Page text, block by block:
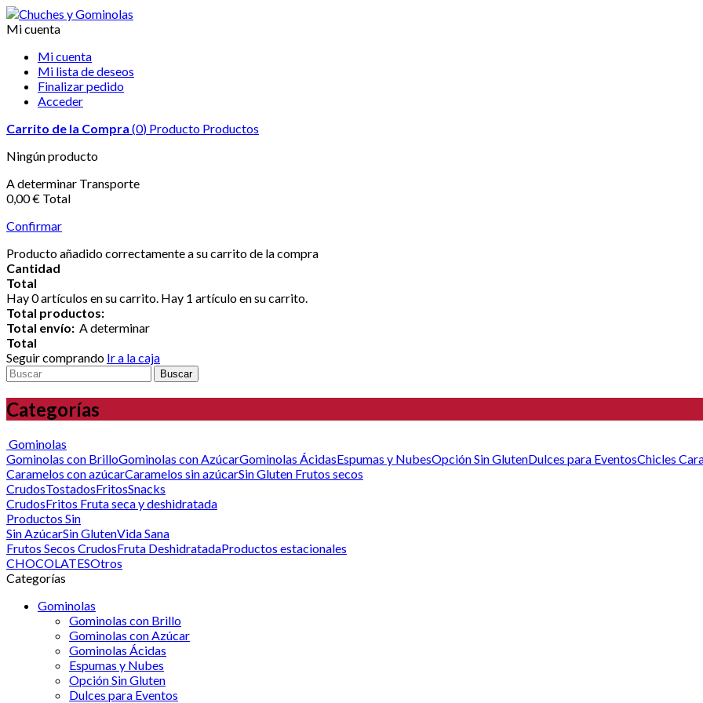
Mi cuenta
Mi cuenta
Mi lista de deseos
Finalizar pedido
Acceder
Carrito de la Compra (0) Producto Productos
Ningún producto
A determinar Transporte
0,00 € Total
Confirmar
Producto añadido correctamente a su carrito de la compra
Cantidad
Total
Hay0artículos en su carrito. Hay 1 artículo en su carrito.
Total productos:
Total envío: A determinar
Total
Seguir comprando Ir a la caja
Buscar
Categorías
Gominolas
Gominolas con BrilloGominolas con AzúcarGominolas ÁcidasEspumas y NubesOpción Sin GlutenDulces para EventosChicles
Caramelos con azúcarCaramelos sin azúcarSin Gluten Frutos secos
CrudosTostadosFritosSnacks
CrudosFritos Fruta seca y deshidratada
Productos Sin
Sin AzúcarSin GlutenVida Sana
Frutos Secos CrudosFruta DeshidratadaProductos estacionales
CHOCOLATESOtros
Categorías
Gominolas
Gominolas con Brillo
Gominolas con Azúcar
Gominolas Ácidas
Espumas y Nubes
Opción Sin Gluten
Dulces para Eventos